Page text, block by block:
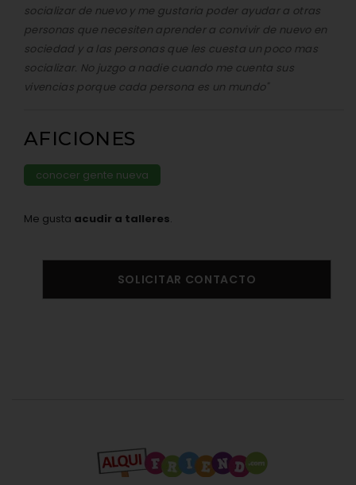
socializar de nuevo y me gustaria poder ayudar a otras
personas que necesiten aprender a convivir de nuevo en
sociedad y a las personas que les cuesta un poco mas
socializar. No juzgo a nadie cuando me cuenta sus
vivencias porque cada persona es un mundo"
AFICIONES
conocer gente nueva
Me gusta acudir a talleres.
SOLICITAR CONTACTO